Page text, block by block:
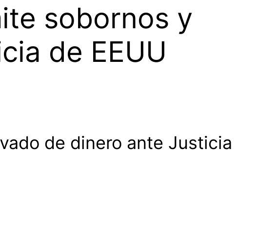
sobornos y
de EEUU
de dinero ante Justicia